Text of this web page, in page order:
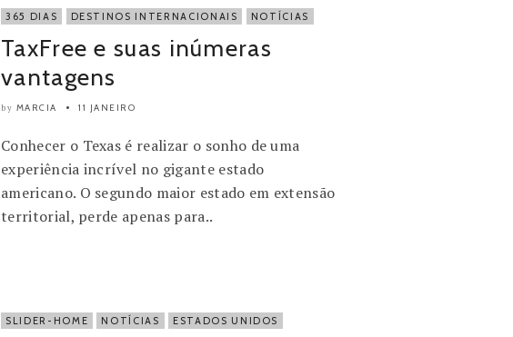
365 DIAS DESTINOS INTERNACIONAIS NOTÍCIAS
TaxFree e suas inúmeras
vantagens
by MARCIA 11 JANEIRO
Conhecer o Texas é realizar o sonho de uma
experiência incrível no gigante estado
americano. O segundo maior estado em extensão
territorial, perde apenas para..
SLIDER-HOME NOTÍCIAS ESTADOS UNIDOS